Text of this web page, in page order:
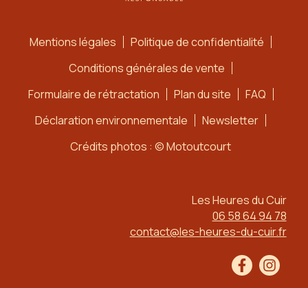
Mentions légales
Politique de confidentialité
Conditions générales de vente
Formulaire de rétractation
Plan du site
FAQ
Déclaration environnementale
Newsletter
Crédits photos : © Motoutcourt
Les Heures du Cuir
06 58 64 94 78
contact@les-heures-du-cuir.fr
Facebook